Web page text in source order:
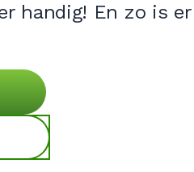
handig! En zo is er